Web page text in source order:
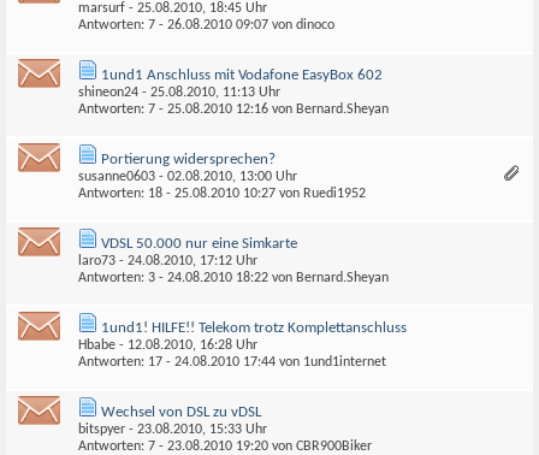
marsurf - 25.08.2010, 18:45 Uhr
Antworten: 7 - 26.08.2010 09:07 von dinoco
1und1 Anschluss mit Vodafone EasyBox 602
shineon24 - 25.08.2010, 11:13 Uhr
Antworten: 7 - 25.08.2010 12:16 von Bernard.Sheyan
Portierung widersprechen?
susanne0603 - 02.08.2010, 13:00 Uhr
Antworten: 18 - 25.08.2010 10:27 von Ruedi1952
VDSL 50.000 nur eine Simkarte
laro73 - 24.08.2010, 17:12 Uhr
Antworten: 3 - 24.08.2010 18:22 von Bernard.Sheyan
1und1! HILFE!! Telekom trotz Komplettanschluss
Hbabe - 12.08.2010, 16:28 Uhr
Antworten: 17 - 24.08.2010 17:44 von 1und1internet
Wechsel von DSL zu vDSL
bitspyer - 23.08.2010, 15:33 Uhr
Antworten: 7 - 23.08.2010 19:20 von CBR900Biker